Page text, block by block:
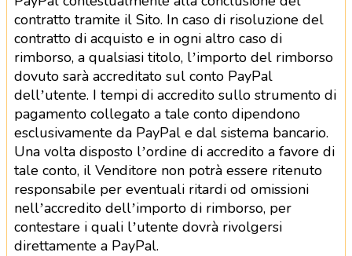
contratto tramite il Sito. In caso di risoluzione del
contratto di acquisto e in ogni altro caso di
rimborso, a qualsiasi titolo, l’importo del rimborso
dovuto sarà accreditato sul conto PayPal
dell’utente. I tempi di accredito sullo strumento di
pagamento collegato a tale conto dipendono
esclusivamente da PayPal e dal sistema bancario.
Una volta disposto l’ordine di accredito a favore di
tale conto, il Venditore non potrà essere ritenuto
responsabile per eventuali ritardi od omissioni
nell’accredito dell’importo di rimborso, per
contestare i quali l’utente dovrà rivolgersi
direttamente a PayPal.